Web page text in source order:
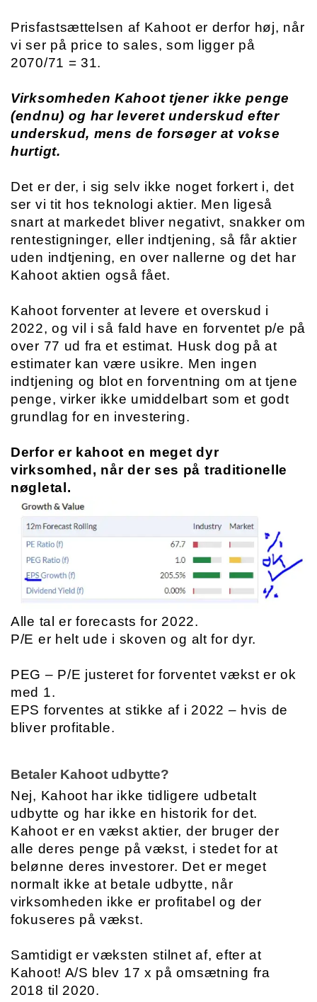
Prisfastsættelsen af Kahoot er derfor høj, når
vi ser på price to sales, som ligger på
2070/71 = 31.
Virksomheden Kahoot tjener ikke penge
(endnu) og har leveret underskud efter
underskud, mens de forsøger at vokse
hurtigt.
Det er der, i sig selv ikke noget forkert i, det
ser vi tit hos teknologi aktier. Men ligeså
snart at markedet bliver negativt, snakker om
rentestigninger, eller indtjening, så får aktier
uden indtjening, en over nallerne og det har
Kahoot aktien også fået.
Kahoot forventer at levere et overskud i
2022, og vil i så fald have en forventet p/e på
over 77 ud fra et estimat. Husk dog på at
estimater kan være usikre. Men ingen
indtjening og blot en forventning om at tjene
penge, virker ikke umiddelbart som et godt
grundlag for en investering.
Derfor er kahoot en meget dyr
virksomhed, når der ses på traditionelle
nøgletal.
Alle tal er forecasts for 2022.
P/E er helt ude i skoven og alt for dyr.
PEG – P/E justeret for forventet vækst er ok
med 1.
EPS forventes at stikke af i 2022 – hvis de
bliver profitable.
Betaler Kahoot udbytte?
Nej, Kahoot har ikke tidligere udbetalt
udbytte og har ikke en historik for det.
Kahoot er en vækst aktier, der bruger der
alle deres penge på vækst, i stedet for at
belønne deres investorer. Det er meget
normalt ikke at betale udbytte, når
virksomheden ikke er profitabel og der
fokuseres på vækst.
Samtidigt er væksten stilnet af, efter at
Kahoot! A/S blev 17 x på omsætning fra
2018 til 2020.